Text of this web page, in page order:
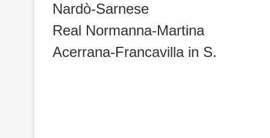
Nardò-Sarnese
Real Normanna-Martina
Acerrana-Francavilla in S.